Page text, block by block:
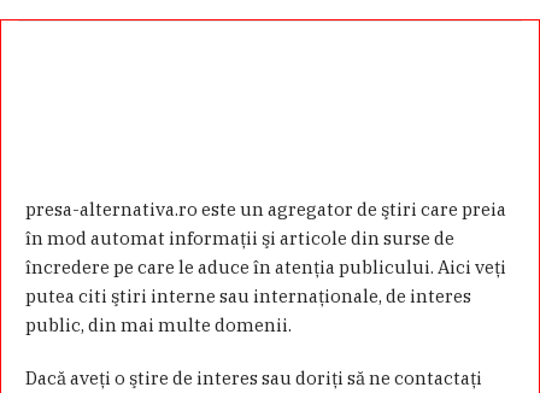
presa-alternativa.ro este un agregator de ştiri care preia
în mod automat informaţii şi articole din surse de
încredere pe care le aduce în atenţia publicului. Aici veţi
putea citi ştiri interne sau internaţionale, de interes
public, din mai multe domenii.
Dacă aveţi o ştire de interes sau doriţi să ne contactaţi